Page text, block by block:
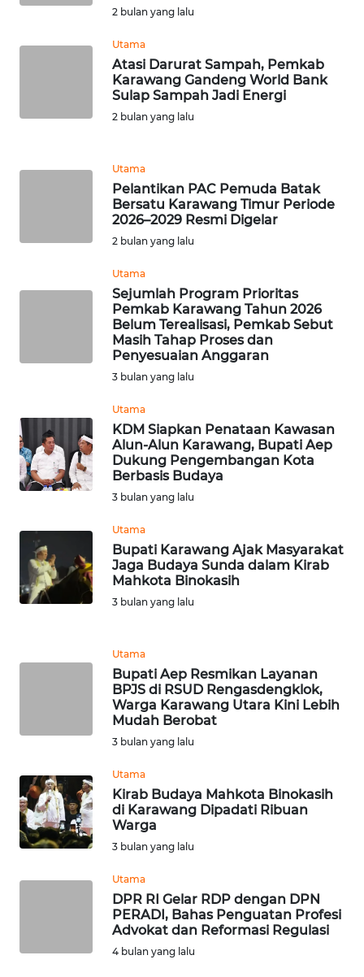
2 bulan yang lalu
Utama
Atasi Darurat Sampah, Pemkab
Karawang Gandeng World Bank
Sulap Sampah Jadi Energi
2 bulan yang lalu
Utama
Pelantikan PAC Pemuda Batak
Bersatu Karawang Timur Periode
2026–2029 Resmi Digelar
2 bulan yang lalu
Utama
Sejumlah Program Prioritas
Pemkab Karawang Tahun 2026
Belum Terealisasi, Pemkab Sebut
Masih Tahap Proses dan
Penyesuaian Anggaran
3 bulan yang lalu
Utama
KDM Siapkan Penataan Kawasan
Alun-Alun Karawang, Bupati Aep
Dukung Pengembangan Kota
Berbasis Budaya
3 bulan yang lalu
Utama
Bupati Karawang Ajak Masyarakat
Jaga Budaya Sunda dalam Kirab
Mahkota Binokasih
3 bulan yang lalu
Utama
Bupati Aep Resmikan Layanan
BPJS di RSUD Rengasdengklok,
Warga Karawang Utara Kini Lebih
Mudah Berobat
3 bulan yang lalu
Utama
Kirab Budaya Mahkota Binokasih
di Karawang Dipadati Ribuan
Warga
3 bulan yang lalu
Utama
DPR RI Gelar RDP dengan DPN
PERADI, Bahas Penguatan Profesi
Advokat dan Reformasi Regulasi
4 bulan yang lalu
LESUNG
WN
WN
PAKPAK
WN
BEKASI
UTARA
WN
SAMOSIR
WN